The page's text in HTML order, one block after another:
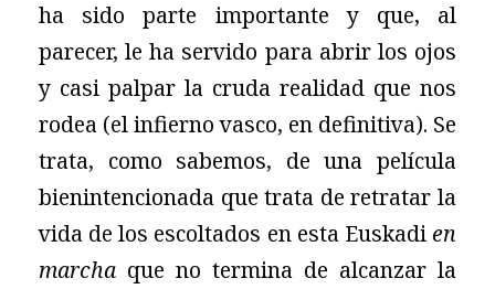
ha sido parte importante y que, al
parecer, le ha servido para abrir los ojos
y casi palpar la cruda realidad que nos
rodea (el infierno vasco, en definitiva). Se
trata, como sabemos, de una película
bienintencionada que trata de retratar la
vida de los escoltados en esta Euskadien
marcha que no termina de alcanzar la